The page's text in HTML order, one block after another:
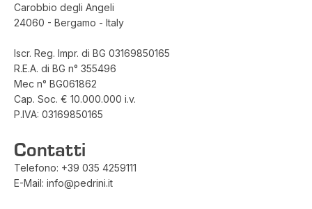
Carobbio degli Angeli
24060 - Bergamo - Italy
Iscr. Reg. Impr. di BG 03169850165
R.E.A. di BG n° 355496
Mec n° BG061862
Cap. Soc. € 10.000.000 i.v.
P.IVA: 03169850165
Contatti
Telefono: +39 035 4259111
E-Mail: info@pedrini.it